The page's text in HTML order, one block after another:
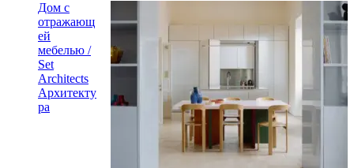
Дом с
отражающ
ей
мебелью /
Set
Architects
Архитекту
ра